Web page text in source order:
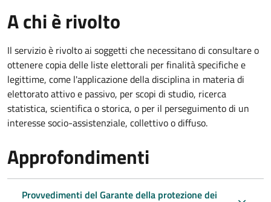
A chi è rivolto
Il servizio è rivolto ai soggetti che necessitano di consultare o
ottenere copia delle liste elettorali per finalità specifiche e
legittime, come l'applicazione della disciplina in materia di
elettorato attivo e passivo, per scopi di studio, ricerca
statistica, scientifica o storica, o per il perseguimento di un
interesse socio-assistenziale, collettivo o diffuso.
Approfondimenti
Provvedimenti del Garante della protezione dei